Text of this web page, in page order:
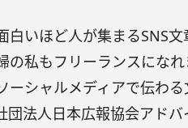
白いほど人が集まるSNS
の私もフリーランスにな
ーシャルメディアで伝わ
団法人日本広報協会アドバ